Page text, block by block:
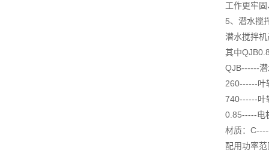
工作更牢
5、潜水搅
潜水搅拌
其中
QJB------
260------叶
740------叶
0.85-----电
材质：
配用功率